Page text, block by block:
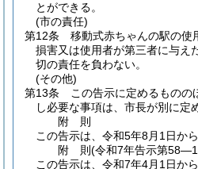
とができる。
(市の責任)
第12条
移動式赤ちゃんの駅の使
損害又は使用者が第三者に与え
切の責任を負わない。
(その他)
第13条
この告示に定めるものの
し必要な事項は、市長が別に定
附 則
この告示は、令和5年8月1日から
附 則(令和7年告示第
この告示は、令和7年4月1日から